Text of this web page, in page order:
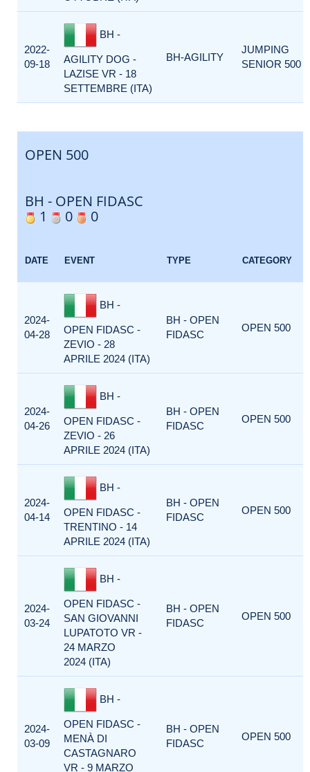
2022-
09-18
BH -
AGILITY DOG -
LAZISE VR - 18
SETTEMBRE (ITA)
BH-AGILITY
JUMPING
SENIOR 500
OPEN 500
BH - OPEN FIDASC
1
0 0
DATE EVENT TYPE CATEGORY
2024-
04-28
BH -
OPEN FIDASC -
ZEVIO - 28
APRILE 2024 (ITA)
BH - OPEN
FIDASC
OPEN 500
2024-
04-26
BH -
OPEN FIDASC -
ZEVIO - 26
APRILE 2024 (ITA)
BH - OPEN
FIDASC
OPEN 500
2024-
04-14
BH -
OPEN FIDASC -
TRENTINO - 14
APRILE 2024 (ITA)
BH - OPEN
FIDASC
OPEN 500
2024-
03-24
BH -
OPEN FIDASC -
SAN GIOVANNI
LUPATOTO VR -
24 MARZO
2024 (ITA)
BH - OPEN
FIDASC
OPEN 500
2024-
03-09
BH -
OPEN FIDASC -
MENÀ DI
CASTAGNARO
VR - 9 MARZO
BH - OPEN
FIDASC
OPEN 500